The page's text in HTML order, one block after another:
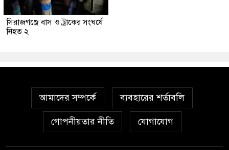
সিরাজগঞ্জে বাস ও ট্রাকের সংঘর্ষে
নিহত ২
আমাদের সম্পর্কে ব্যবহারের শর্তাবলি
গোপনীয়তার নীতি যোগাযোগ